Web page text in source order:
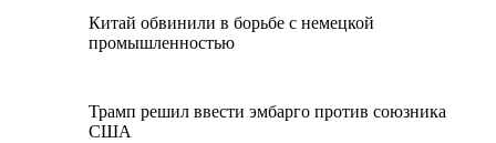
Китай обвинили в борьбе с немецкой
промышленностью
Трамп решил ввести эмбарго против союзника
США